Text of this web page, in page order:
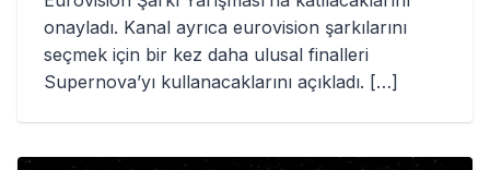
onayladı. Kanal ayrıca eurovision şarkılarını
seçmek için bir kez daha ulusal finalleri
Supernova’yı kullanacaklarını açıkladı. […]